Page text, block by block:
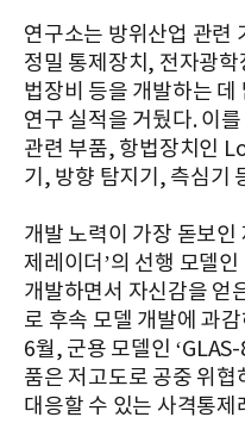
연구소는 방위산업 관련
정밀 통제장치, 전자광
법장비 등을 개발하는
연구 실적을 거뒀다. 이
관련 부품, 항법장치인
기, 방향 탐지기, 측심기
개발 노력이 가장 돋보인
제레이더’의 선행 모델인
개발하면서 자신감을 얻
로 후속 모델 개발에 과
6월, 군용 모델인
품은 저고도로 공중 위
대응할 수 있는 사격통제